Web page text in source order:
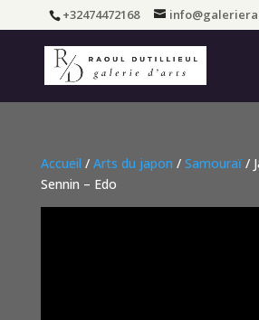
+32474472168
Accueil / Arts du japon / Samouraï/
Sennin – Edo